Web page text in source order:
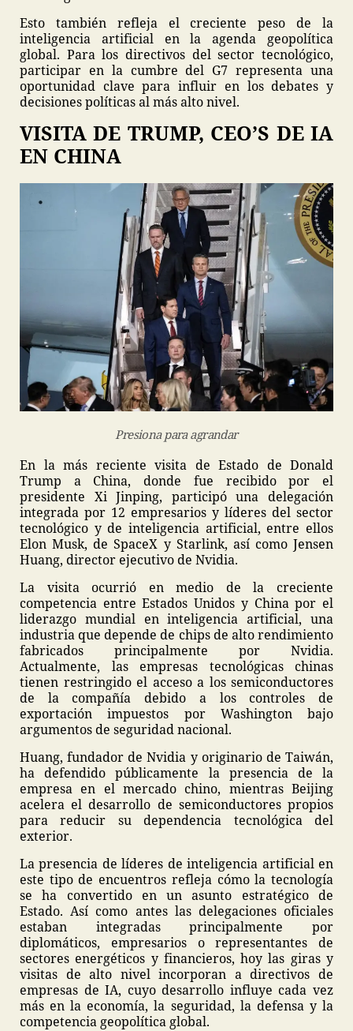
Esto también refleja el creciente peso de la
inteligencia artificial en la agenda geopolítica
global. Para los directivos del sector tecnológico,
participar en la cumbre del G7 representa una
oportunidad clave para influir en los debates y
decisiones políticas al más alto nivel.
VISITA DE TRUMP, CEO’S DE IA
EN CHINA
Presiona para agrandar
En la más reciente visita de Estado de Donald
Trump a China, donde fue recibido por el
presidente Xi Jinping, participó una delegación
integrada por 12 empresarios y líderes del sector
tecnológico y de inteligencia artificial, entre ellos
Elon Musk, de SpaceX y Starlink, así como Jensen
Huang, director ejecutivo de Nvidia.
La visita ocurrió en medio de la creciente
competencia entre Estados Unidos y China por el
liderazgo mundial en inteligencia artificial, una
industria que depende de chips de alto rendimiento
fabricados principalmente por Nvidia.
Actualmente, las empresas tecnológicas chinas
tienen restringido el acceso a los semiconductores
de la compañía debido a los controles de
exportación impuestos por Washington bajo
argumentos de seguridad nacional.
Huang, fundador de Nvidia y originario de Taiwán,
ha defendido públicamente la presencia de la
empresa en el mercado chino, mientras Beijing
acelera el desarrollo de semiconductores propios
para reducir su dependencia tecnológica del
exterior.
La presencia de líderes de inteligencia artificial en
este tipo de encuentros refleja cómo la tecnología
se ha convertido en un asunto estratégico de
Estado. Así como antes las delegaciones oficiales
estaban integradas principalmente por
diplomáticos, empresarios o representantes de
sectores energéticos y financieros, hoy las giras y
visitas de alto nivel incorporan a directivos de
empresas de IA, cuyo desarrollo influye cada vez
más en la economía, la seguridad, la defensa y la
competencia geopolítica global.